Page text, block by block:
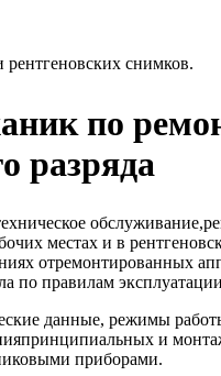
снимков.
по
разряда
местах и в
отремонтированных
по правилам
данные, режимы
и
приборами.